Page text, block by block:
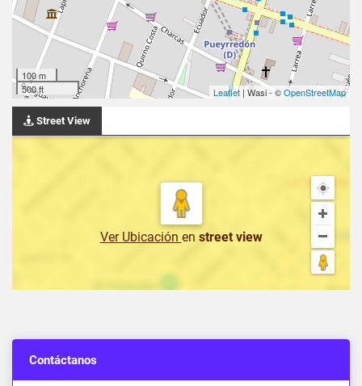
100 m
500 ft
Leaflet | Wasi - ©OpenStreetMap
Street View
Ver Ubicación en street view
Contáctanos